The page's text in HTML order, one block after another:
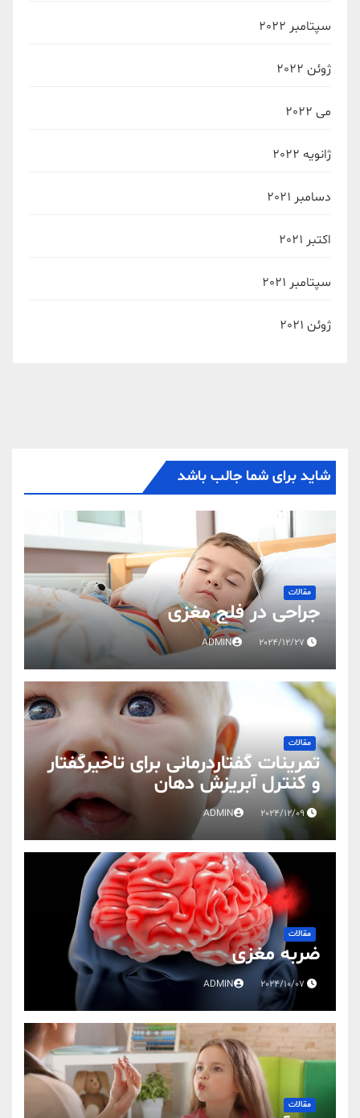
سپتامبر 2022
ژوئن 2022
می 2022
ژانویه 2022
دسامبر 2021
اکتبر 2021
سپتامبر 2021
ژوئن 2021
شاید برای شما جالب باشد
مقالات
جراحی در فلج مغزی
2024/12/27
ADMIN
مقالات
تمرینات گفتاردرمانی برای تاخیرگفتار
و کنترل آبریزش دهان
2024/12/09
ADMIN
مقالات
ضربه مغزی
2024/10/07
ADMIN
مقالات